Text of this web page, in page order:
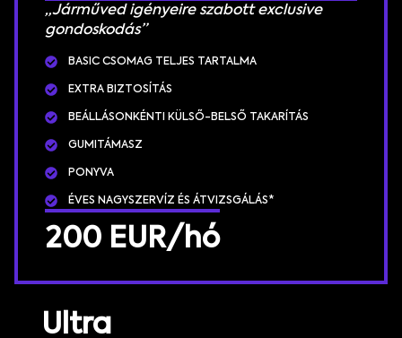
„Járműved igényeire szabott exclusive
gondoskodás”
BASIC CSOMAG TELJES TARTALMA
EXTRA BIZTOSÍTÁS
BEÁLLÁSONKÉNTI KÜLSŐ-BELSŐ TAKARÍTÁS
GUMITÁMASZ
PONYVA
ÉVES NAGYSZERVÍZ ÉS ÁTVIZSGÁLÁS*
200 EUR/hó
Ultra